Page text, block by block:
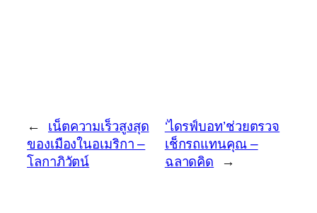
←
เน็ตความเร็วสูงสุด
ของเมืองในอเมริกา –
โลกาภิวัตน์
‘ไดรฟ์บอท’ช่วยตรวจ
เช็กรถแทนคุณ –
ฉลาดคิด
→